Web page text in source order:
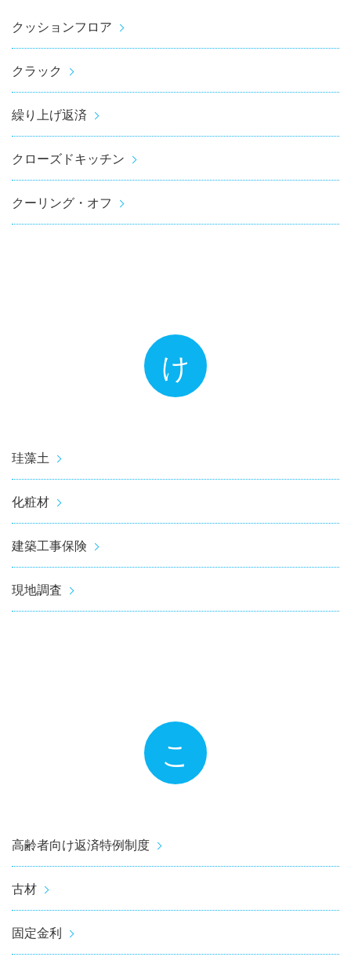
クッションフロア
クラック
繰り上げ返済
クローズドキッチン
クーリング・オフ
け
珪藻土
化粧材
建築工事保険
現地調査
こ
高齢者向け返済特例制度
古材
固定金利